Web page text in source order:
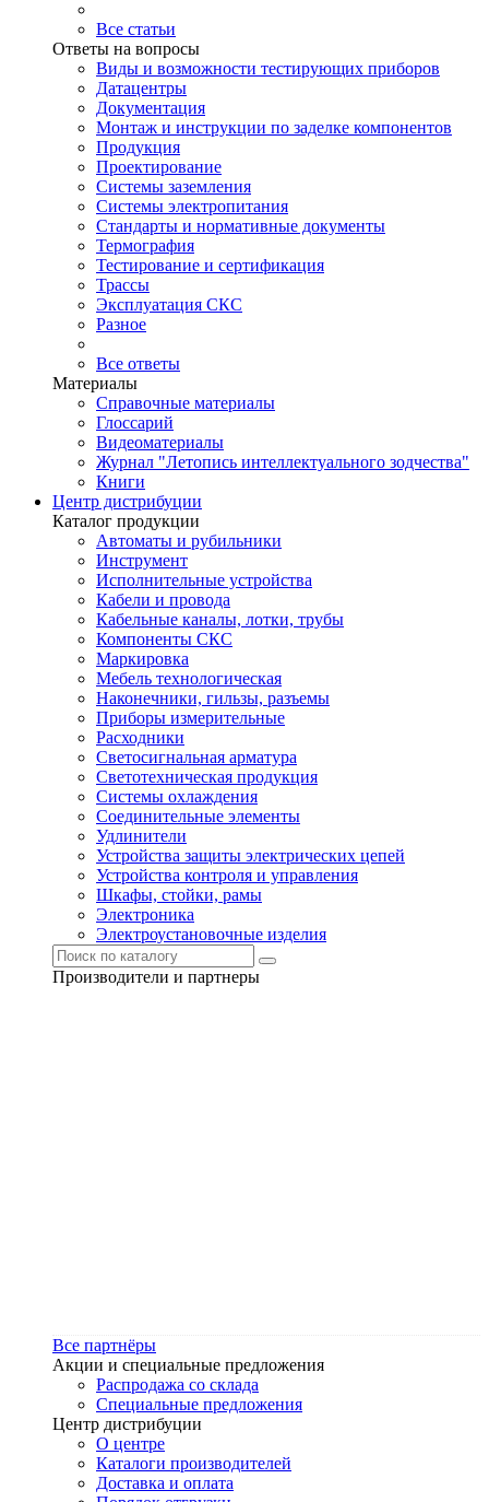
Все статьи
Ответы на вопросы
Виды и возможности тестирующих приборов
Датацентры
Документация
Монтаж и инструкции по заделке компонентов
Продукция
Проектирование
Системы заземления
Системы электропитания
Стандарты и нормативные документы
Термография
Тестирование и сертификация
Трассы
Эксплуатация СКС
Разное
Все ответы
Материалы
Справочные материалы
Глоссарий
Видеоматериалы
Журнал "Летопись интеллектуального зодчества"
Книги
Центр дистрибуции
Каталог продукции
Автоматы и рубильники
Инструмент
Исполнительные устройства
Кабели и провода
Кабельные каналы, лотки, трубы
Компоненты СКС
Маркировка
Мебель технологическая
Наконечники, гильзы, разъемы
Приборы измерительные
Расходники
Светосигнальная арматура
Светотехническая продукция
Системы охлаждения
Соединительные элементы
Удлинители
Устройства защиты электрических цепей
Устройства контроля и управления
Шкафы, стойки, рамы
Электроника
Электроустановочные изделия
Производители и партнеры
Все партнёры
Акции и специальные предложения
Распродажа со склада
Специальные предложения
Центр дистрибуции
О центре
Каталоги производителей
Доставка и оплата